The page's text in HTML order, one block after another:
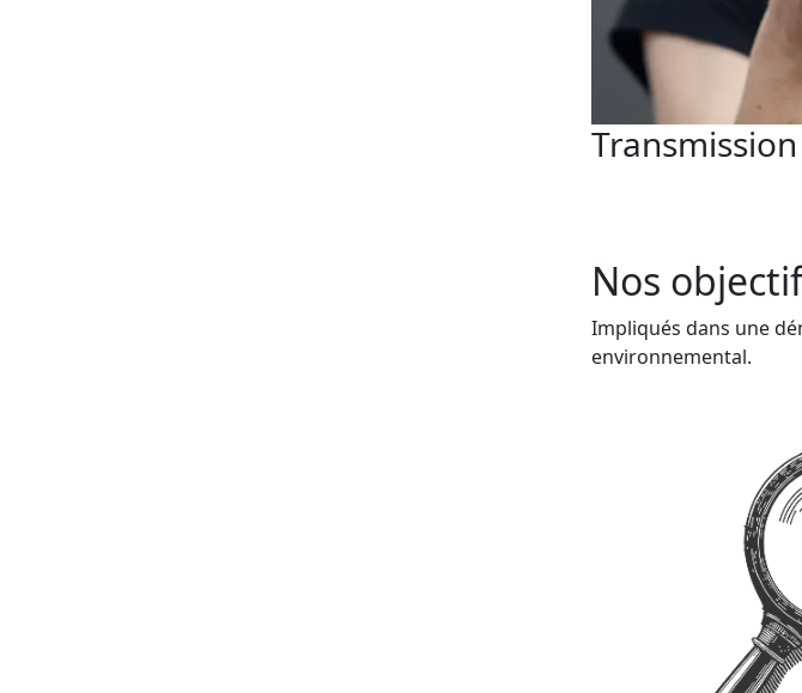
Transmission
Nos
Impliqués dans une
environnemental.